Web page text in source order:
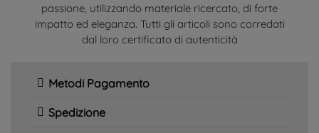
passione, utilizzando materiale ricercato, di forte
impatto ed eleganza. Tutti gli articoli sono corredati
dal loro certificato di autenticità
Metodi Pagamento
Spedizione